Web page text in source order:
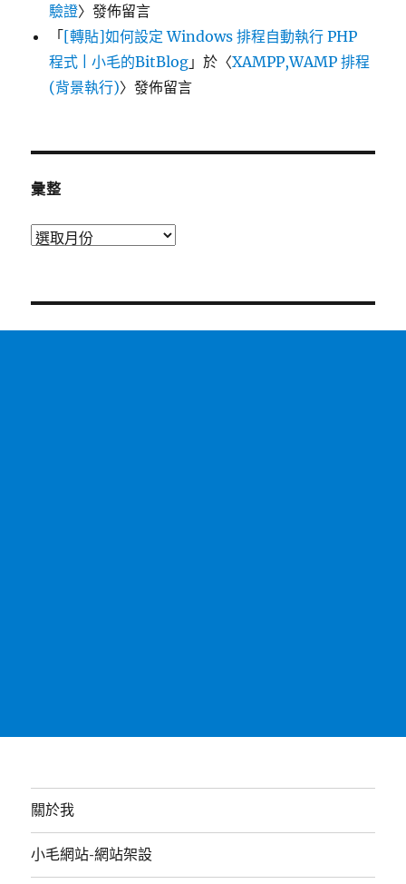
驗證〉發佈留言
「[轉貼]如何設定 Windows 排程自動執行 PHP
程式 | 小毛的BitBlog 」於〈XAMPP,WAMP 排程
(背景執行)〉發佈留言
彙整
彙
關於我
小毛網站-網站架設